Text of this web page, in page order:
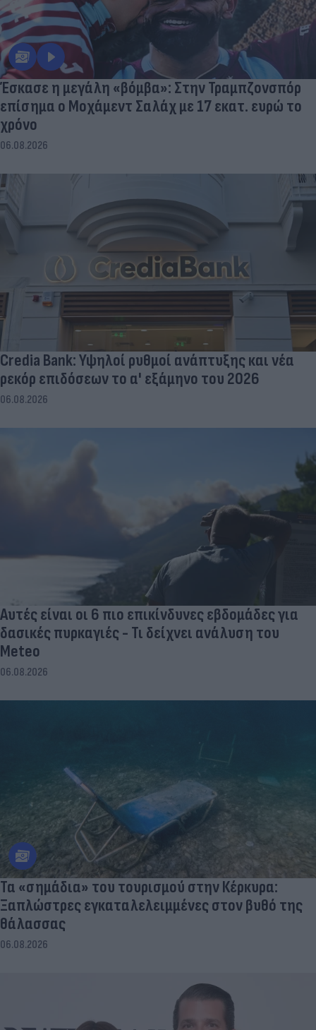
Έσκασε η μεγάλη «βόμβα»: Στην Τραμπζονσπόρ
επίσημα ο Μοχάμεντ Σαλάχ με 17 εκατ. ευρώ το
χρόνο
06.08.2026
Credia Bank: Υψηλοί ρυθμοί ανάπτυξης και νέα
ρεκόρ επιδόσεων το α' εξάμηνο του 2026
06.08.2026
Αυτές είναι οι 6 πιο επικίνδυνες εβδομάδες για
δασικές πυρκαγιές - Τι δείχνει ανάλυση του
Meteo
06.08.2026
Τα «σημάδια» του τουρισμού στην Κέρκυρα:
Ξαπλώστρες εγκαταλελειμμένες στον βυθό της
θάλασσας
06.08.2026